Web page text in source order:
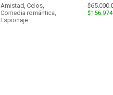
Amistad, Celos,
Comedia romántica,
Espionaje